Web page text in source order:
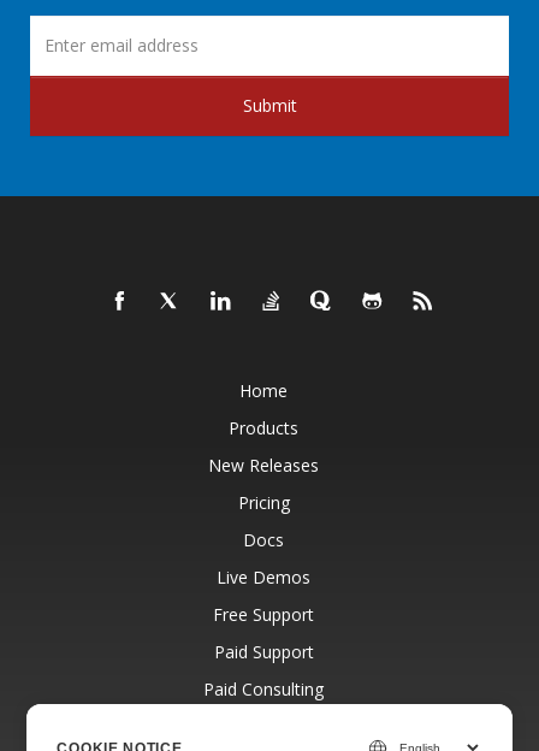
Submit
Home
Products
New Releases
Pricing
Docs
Live Demos
Free Support
Paid Support
Paid Consulting